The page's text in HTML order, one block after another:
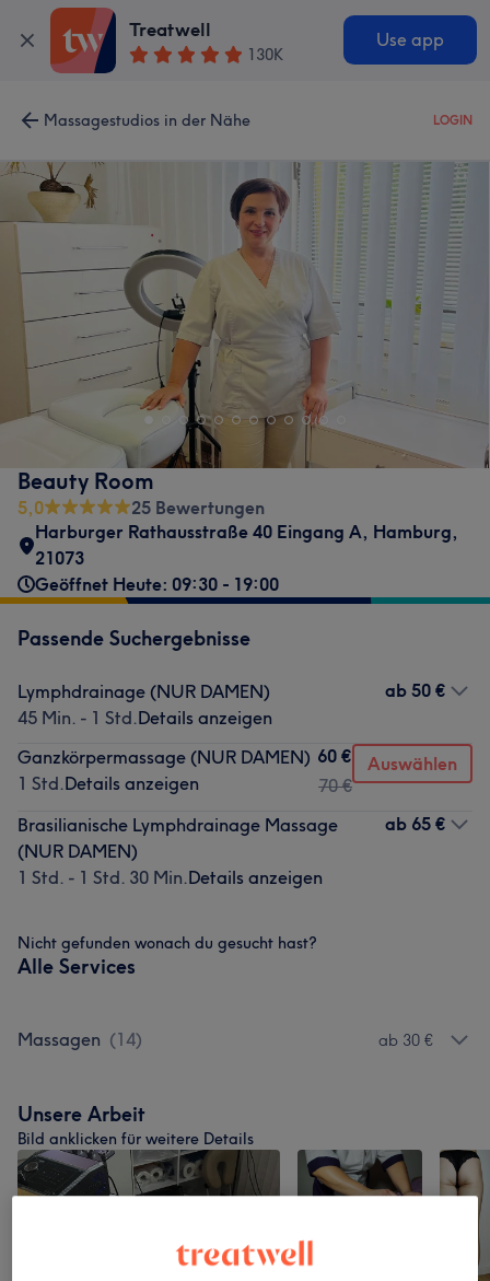
Treatwell
130K
Use app
Massagestudios in der Nähe LOGIN
Beauty Room
5,0
25 Bewertungen
Harburger Rathausstraße 40 Eingang A, Hamburg,
21073
Geöffnet Heute: 09:30 - 19:00
Passende Suchergebnisse
Lymphdrainage (NUR DAMEN)
45 Min. - 1 Std.Details anzeigen
ab 50 €
Ganzkörpermassage (NUR DAMEN)
1 Std.Details anzeigen
60 €
70 €
Auswählen
Brasilianische Lymphdrainage Massage
(NUR DAMEN)
1 Std. - 1 Std. 30 Min.Details anzeigen
ab 65 €
Nicht gefunden wonach du gesucht hast?
Alle Services
Massagen (14) ab 30 €
Unsere Arbeit
Bild anklicken für weitere Details